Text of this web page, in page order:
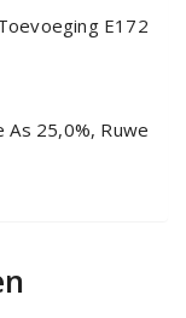
E172
As 25,0%, Ruwe